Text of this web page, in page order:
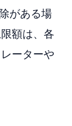
がある場
額は、各
ーターや